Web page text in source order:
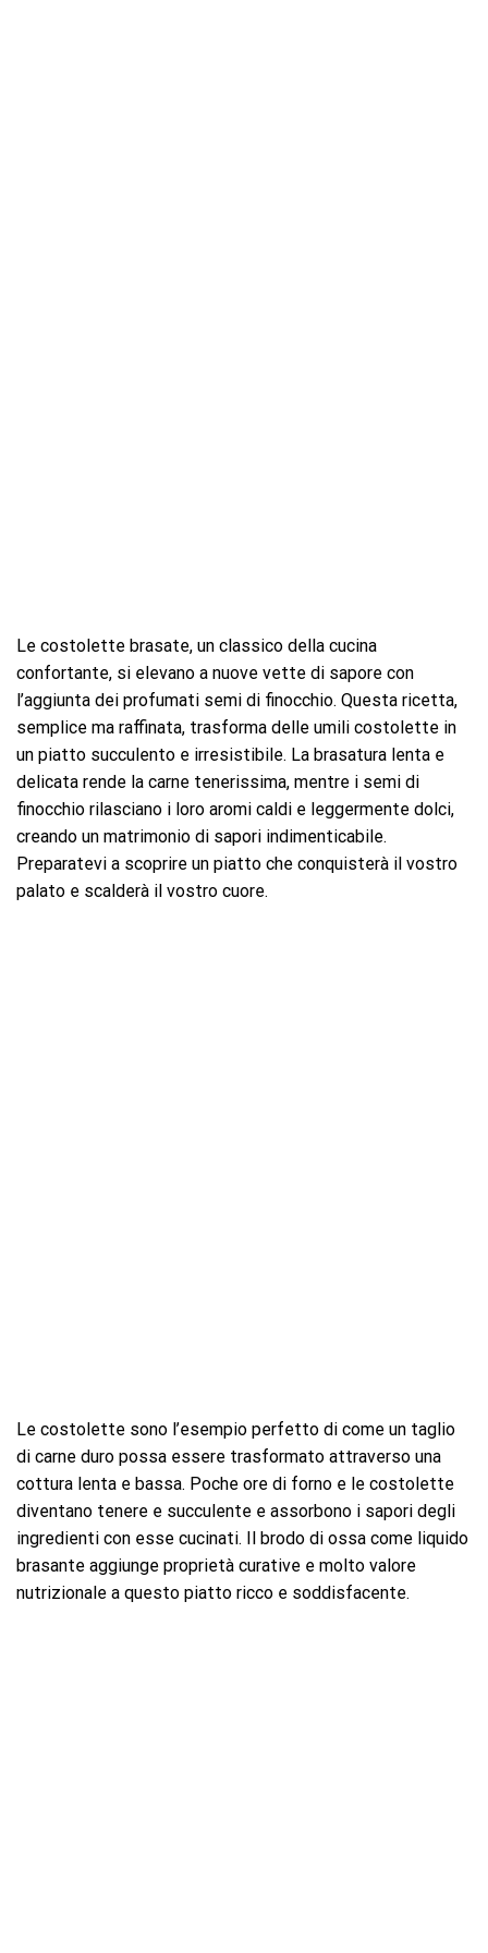
Le costolette brasate, un classico della cucina
confortante, si elevano a nuove vette di sapore con
l’aggiunta dei profumati semi di finocchio. Questa ricetta,
semplice ma raffinata, trasforma delle umili costolette in
un piatto succulento e irresistibile. La brasatura lenta e
delicata rende la carne tenerissima, mentre i semi di
finocchio rilasciano i loro aromi caldi e leggermente dolci,
creando un matrimonio di sapori indimenticabile.
Preparatevi a scoprire un piatto che conquisterà il vostro
palato e scalderà il vostro cuore.
Le costolette sono l’esempio perfetto di come un taglio
di carne duro possa essere trasformato attraverso una
cottura lenta e bassa. Poche ore di forno e le costolette
diventano tenere e succulente e assorbono i sapori degli
ingredienti con esse cucinati. Il brodo di ossa come liquido
brasante aggiunge proprietà curative e molto valore
nutrizionale a questo piatto ricco e soddisfacente.